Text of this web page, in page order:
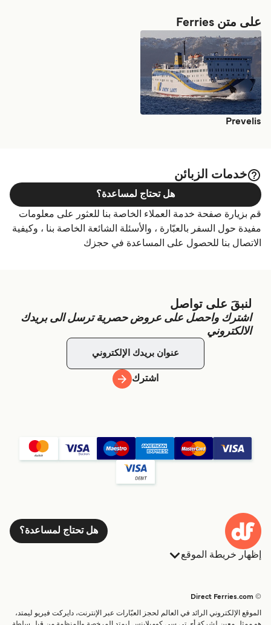
على متن Ferries
Prevelis
خدمات الزبائن
قم بزيارة صفحة خدمة العملاء الخاصة بنا للعثور على معلومات
مفيدة حول السفر بالعبّارة ، والأسئلة الشائعة الخاصة بنا ، وكيفية
الاتصال بنا للحصول على المساعدة في حجزك
هل تحتاج لمساعدة؟
لنبقَ على تواصل
اشترك واحصل على عروض حصرية ترسل الى بريدك
الالكتروني
اشترك
هل تحتاج لمساعدة؟
إظهار خريطة الموقع
البلدان
خدمات الزبائن
الباحث عن الرحلات والموانئ
العبارات
شحن
© Direct Ferries.com
الموقع الإلكتروني الرائد في العالم لحجز العبّارات عبر الإنترنت، دايركت فيريو ليمتد،